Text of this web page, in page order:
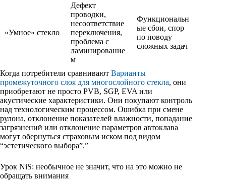
«Умное» стекло
Дефект
проводки,
несоответствие
переключения,
проблема с
ламинирование
м
Функциональн
ые сбои, спор
по поводу
сложных задач
Когда потребители сравнивают Варианты
промежуточного слоя для многослойного стекла, они
приобретают не просто PVB, SGP, EVA или
акустические характеристики. Они покупают контроль
над технологическим процессом. Ошибка при смене
рулона, отклонение показателей влажности, попадание
загрязнений или отклонение параметров автоклава
могут обернуться страховым иском под видом
“эстетического выбора”.”
Урок NiS: необычное не значит, что на это можно не
обращать внимания